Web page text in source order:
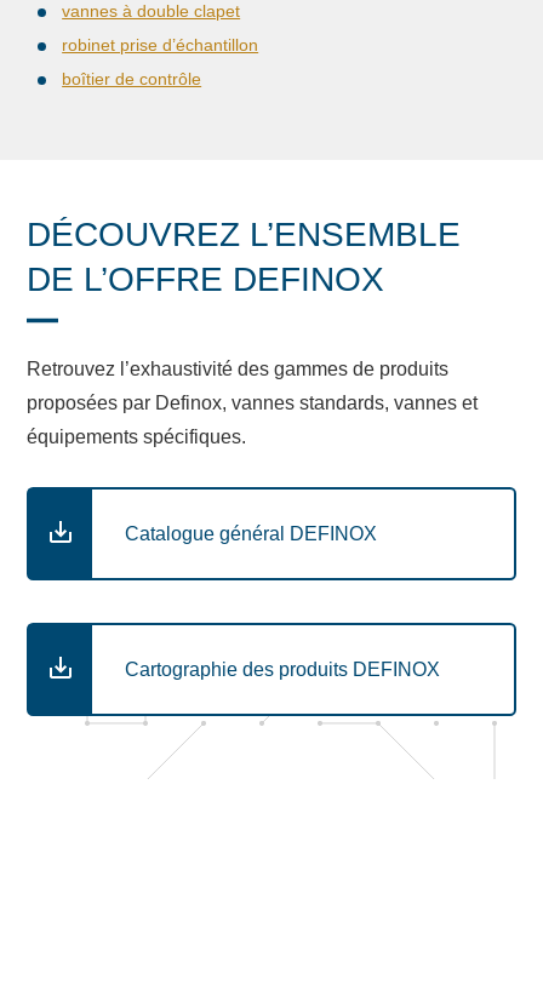
vannes à double clapet
robinet prise d’échantillon
boîtier de contrôle
DÉCOUVREZ L’ENSEMBLE
DE L’OFFRE DEFINOX
Retrouvez l’exhaustivité des gammes de produits
proposées par Definox, vannes standards, vannes et
équipements spécifiques.
Catalogue général DEFINOX
Cartographie des produits DEFINOX